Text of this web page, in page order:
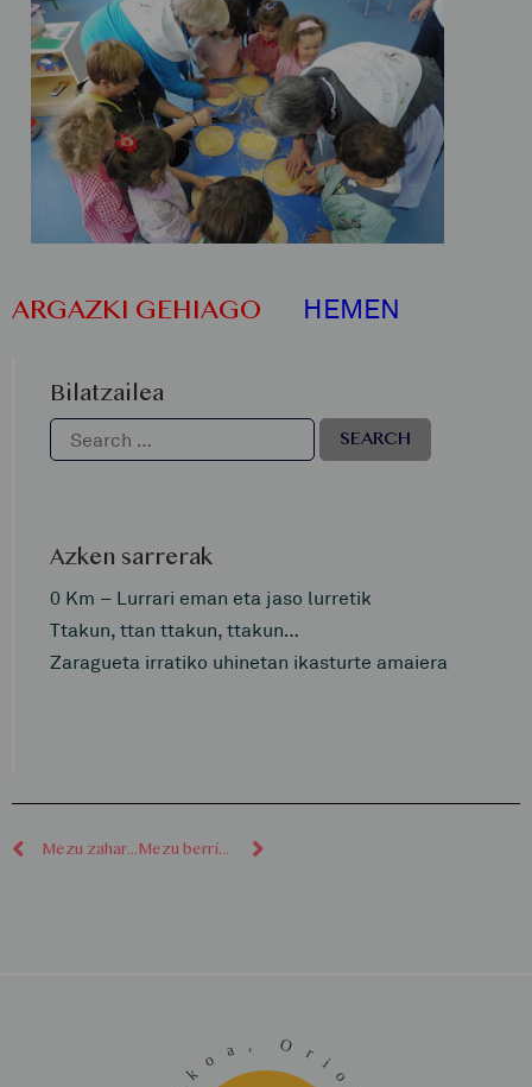
ARGAZKI GEHIAGO HEMEN
Bilatzailea
Azken sarrerak
0 Km – Lurrari eman eta jaso lurretik
Ttakun, ttan ttakun, ttakun…
Zaragueta irratiko uhinetan ikasturte amaiera
Mezu zaharragoak Mezu berriagoak